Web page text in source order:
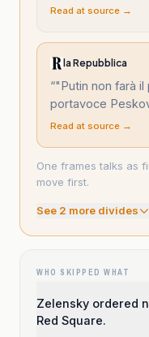
Read at source →
la Repubblica
“"Putin non farà
portavoce
Read at source →
One frames talks as
move first.
See 2 more divides
WHO SKIPPED WHAT
Zelensky ordered
Red Square.